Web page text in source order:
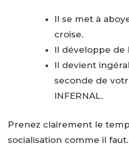
Il se met à
croise.
Il développe de
Il devient
seconde de
INFERNAL.
Prenez clairement le
socialisation comme il